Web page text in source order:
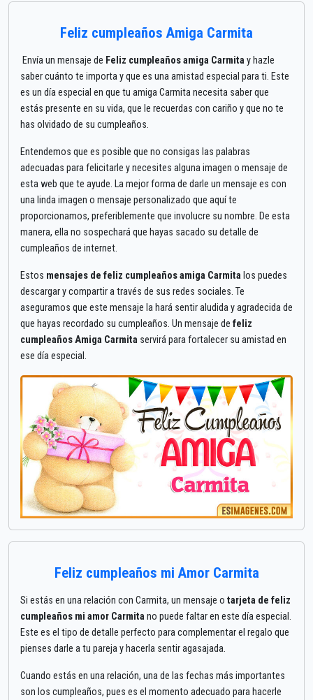
Feliz cumpleaños Amiga Carmita
Envía un mensaje de Feliz cumpleaños amiga Carmita y hazle
saber cuánto te importa y que es una amistad especial para ti. Este
es un día especial en que tu amiga Carmita necesita saber que
estás presente en su vida, que le recuerdas con cariño y que no te
has olvidado de su cumpleaños.
Entendemos que es posible que no consigas las palabras
adecuadas para felicitarle y necesites alguna imagen o mensaje de
esta web que te ayude. La mejor forma de darle un mensaje es con
una linda imagen o mensaje personalizado que aquí te
proporcionamos, preferiblemente que involucre su nombre. De esta
manera, ella no sospechará que hayas sacado su detalle de
cumpleaños de internet.
Estos mensajes de feliz cumpleaños amiga Carmita los puedes
descargar y compartir a través de sus redes sociales. Te
aseguramos que este mensaje la hará sentir aludida y agradecida de
que hayas recordado su cumpleaños. Un mensaje de feliz
cumpleaños Amiga Carmita servirá para fortalecer su amistad en
ese día especial.
Feliz cumpleaños mi Amor Carmita
Si estás en una relación con Carmita, un mensaje o tarjeta de feliz
cumpleaños mi amor Carmita no puede faltar en este día especial.
Este es el tipo de detalle perfecto para complementar el regalo que
pienses darle a tu pareja y hacerla sentir agasajada.
Cuando estás en una relación, una de las fechas más importantes
son los cumpleaños, pues es el momento adecuado para hacerle